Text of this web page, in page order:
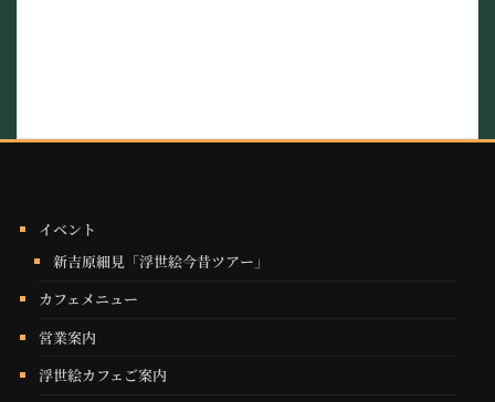
イベント
新吉原細見「浮世絵今昔ツアー」
カフェメニュー
営業案内
浮世絵カフェご案内